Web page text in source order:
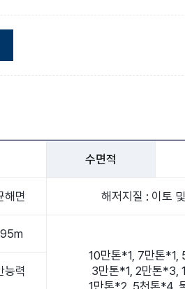
수면적
해면 해저지질 : 이토
10만톤*1, 7만톤*1,
3만톤*1, 2만톤*3,
1만톤*2, 5천톤*4,
능력